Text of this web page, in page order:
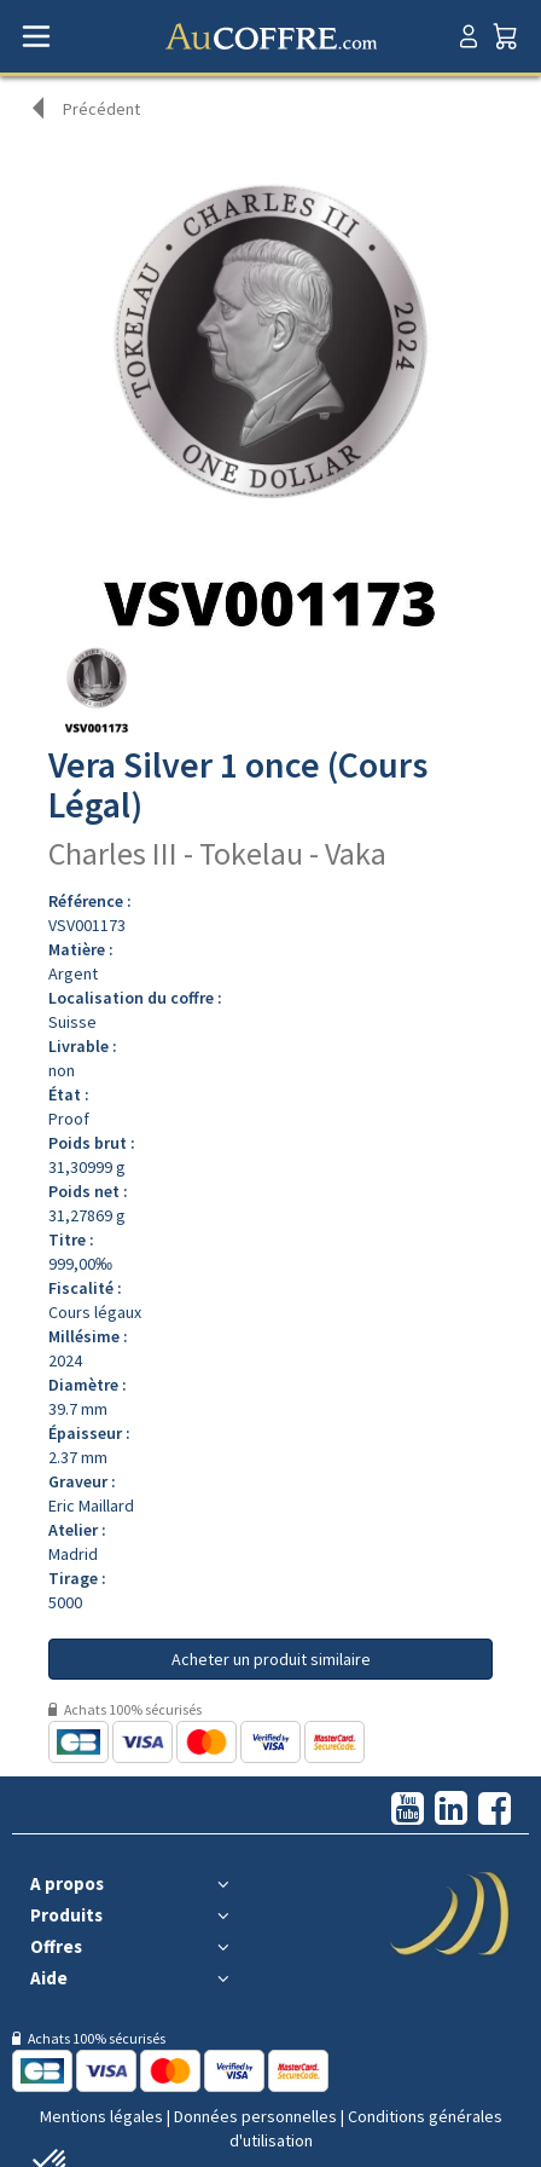
Précédent
produit
Vera Silver 1 once (Cours
Légal)
Charles III - Tokelau - Vaka
Référence :
VSV001173
Matière :
Argent
Localisation du coffre :
Suisse
Livrable :
non
État :
Proof
Poids brut :
31,30999 g
Poids net :
31,27869 g
Titre :
999,00‰
Fiscalité :
Cours légaux
Millésime :
2024
Diamètre :
39.7 mm
Épaisseur :
2.37 mm
Graveur :
Eric Maillard
Atelier :
Madrid
Tirage :
5000
Acheter un produit similaire
Achats 100% sécurisés
A propos
Produits
Offres
Aide
Achats 100% sécurisés
Mentions légales | Données personnelles | Conditions générales
d'utilisation